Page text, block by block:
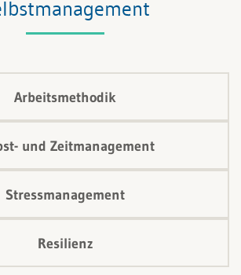
Arbeitsmethodik
und Zeitmanagement
Stressmanagement
Resilienz